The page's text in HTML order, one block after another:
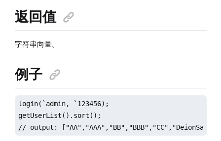
返回值
字符串向量。
例子
login(`admin, `123456);
getUserList().sort();
// output: